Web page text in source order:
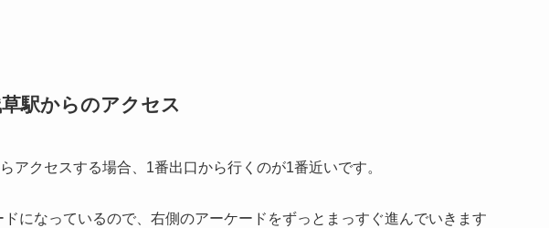
駅からのアクセス
アクセスする場合、1番出口から行くのが1番近いです。
になっているので、右側のアーケードをずっとまっすぐ進んでいきます